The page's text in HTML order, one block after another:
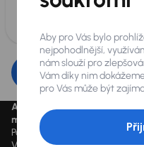
Aktuálně platné ceny jsou
možné využít od 14.3.2020
Podmínky spotřebitelského
Aby pro Vás bylo
nejpohodlnější,
nám slouží pro
Vám díky nim
pro Vás může být